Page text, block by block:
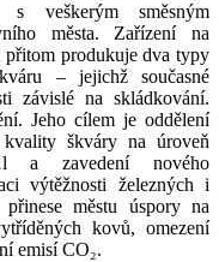
s veškerým směsným
města. Zařízení na
produkuje dva typy
– jejichž současné
závislé na skládkování.
Jeho cílem je oddělení
škváry na úroveň
a zavedení nového
výtěžnosti železných i
městu úspory na
kovů, omezení
emisí CO₂.